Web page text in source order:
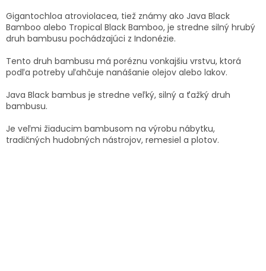
Gigantochloa atroviolacea, tiež známy ako Java Black
Bamboo alebo Tropical Black Bamboo, je stredne silný hrubý
druh bambusu pochádzajúci z Indonézie.
Tento druh bambusu má poréznu vonkajšiu vrstvu, ktorá
podľa potreby uľahčuje nanášanie olejov alebo lakov.
Java Black bambus je stredne veľký, silný a ťažký druh
bambusu.
Je veľmi žiaducim bambusom na výrobu nábytku,
tradičných hudobných nástrojov, remesiel a plotov.